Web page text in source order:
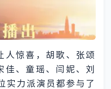
人惊喜，胡歌、张颂
佳、童瑶、闫妮、刘
实力派演员都参与了